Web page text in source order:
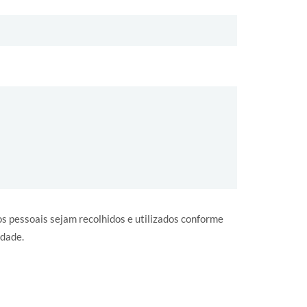
pessoais sejam recolhidos e utilizados conforme